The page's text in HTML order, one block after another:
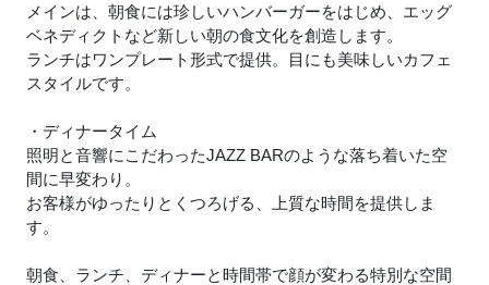
メインは、朝食には珍しいハンバーガーをはじめ、エッグ
ベネディクトなど新しい朝の食文化を創造します。
ランチはワンプレート形式で提供。目にも美味しいカフェ
スタイルです。
・ディナータイム
照明と音響にこだわったJAZZ BARのような落ち着いた空
間に早変わり。
お客様がゆったりとくつろげる、上質な時間を提供しま
す。
朝食、ランチ、ディナーと時間帯で顔が変わる特別な空間